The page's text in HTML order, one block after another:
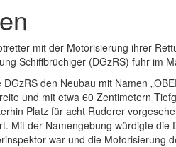
mit der Motorisierung ihrer
Schiffbrüchiger (DGzRS) fuhr im
den Neubau mit Namen
und mit etwa 60 Zentimetern
Platz für acht Ruderer
Mit der Namengebung würdigte
war und die Motorisierung